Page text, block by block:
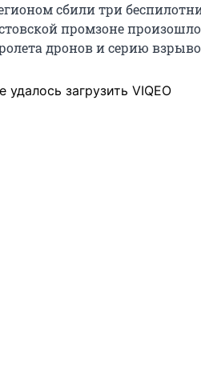
сбили три
промзоне
дронов и серию
удалось загрузить VIQEO